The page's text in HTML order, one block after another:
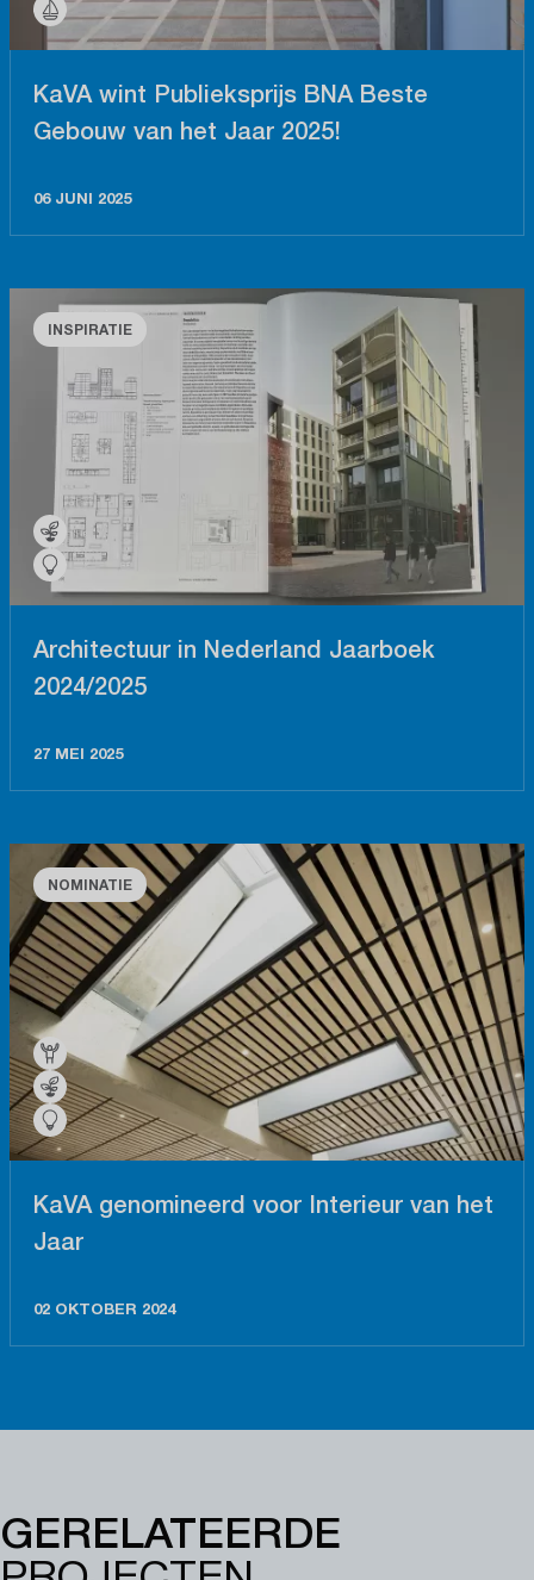
KaVA wint Publieksprijs BNA Beste
Gebouw van het Jaar 2025!
06 JUNI 2025
INSPIRATIE
Architectuur in Nederland Jaarboek
2024/2025
27 MEI 2025
NOMINATIE
KaVA genomineerd voor Interieur van het
Jaar
02 OKTOBER 2024
GERELATEERDE